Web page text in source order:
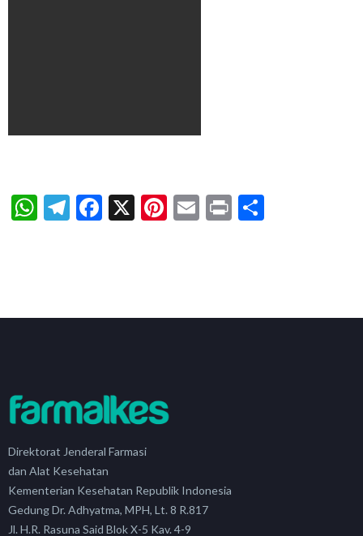
WhatsApp
Telegram
Facebook
X Pinterest
Email
Print
Direktorat Jenderal Farmasi
dan Alat Kesehatan
Kementerian Kesehatan Republik Indonesia
Gedung Dr. Adhyatma, MPH, Lt. 8 R.817
Jl. H.R. Rasuna Said Blok X-5 Kav. 4-9